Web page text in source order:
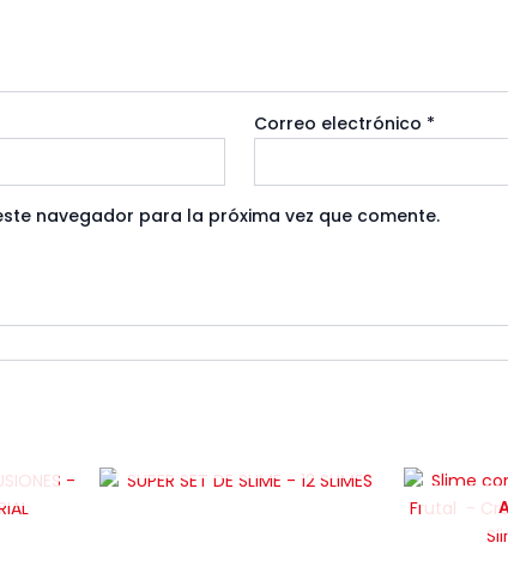
Correo electrónico *
navegador para la próxima vez que comente.